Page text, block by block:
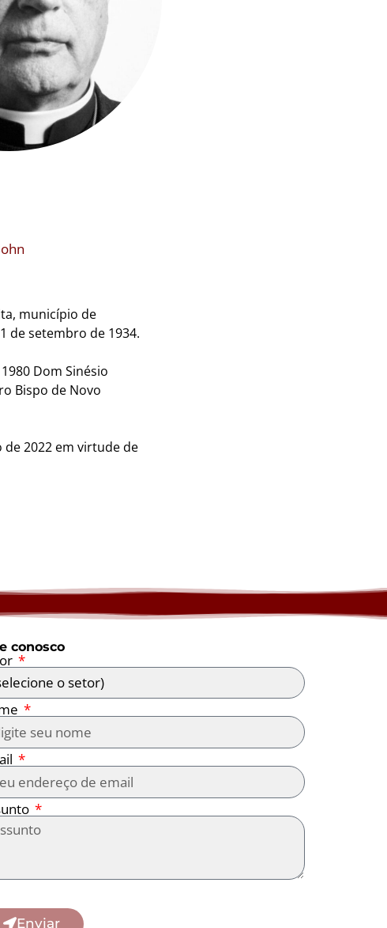
município de
de setembro de 1934.
Dom Sinésio
Bispo de Novo
de 2022 em virtude de
conosco
Enviar